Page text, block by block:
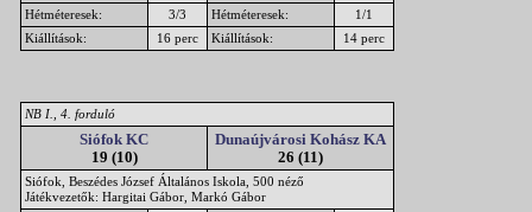
Hétméteresek:
3/3 Hétméteresek:
1/1
Kiállítások:
16 perc Kiállítások: 14 perc
NB I., 4. forduló
Siófok KC
19 (10)
Dunaújvárosi Kohász KA
26 (11)
Siófok, Beszédes József Általános Iskola, 500 néző
Játékvezetők: Hargitai Gábor, Markó Gábor